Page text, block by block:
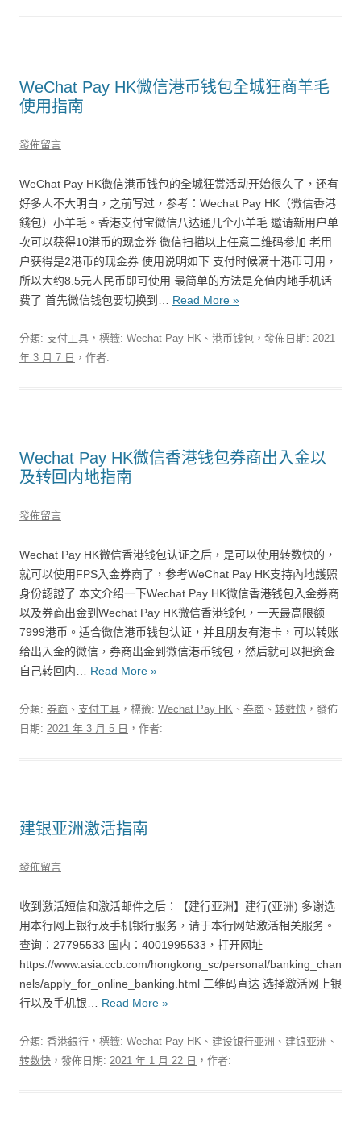
WeChat Pay HK微信港币钱包全城狂商羊毛
使用指南
發佈留言
WeChat Pay HK微信港币钱包的全城狂赏活动开始很久了，还有
好多人不大明白，之前写过，参考：Wechat Pay HK（微信香港
錢包）小羊毛。香港支付宝微信八达通几个小羊毛 邀请新用户单
次可以获得10港币的现金券 微信扫描以上任意二维码参加 老用
户获得是2港币的现金券 使用说明如下 支付时候满十港币可用，
所以大约8.5元人民币即可使用 最简单的方法是充值内地手机话
费了 首先微信钱包要切换到… Read More »
分類: 支付工具 ，標籤: Wechat Pay HK 、 港币钱包 ，發佈日期: 2021
年 3 月 7 日 ，作者:
Wechat Pay HK微信香港钱包券商出入金以
及转回内地指南
發佈留言
Wechat Pay HK微信香港钱包认证之后，是可以使用转数快的，
就可以使用FPS入金券商了，参考WeChat Pay HK支持內地護照
身份認證了 本文介绍一下Wechat Pay HK微信香港钱包入金券商
以及券商出金到Wechat Pay HK微信香港钱包，一天最高限额
7999港币。适合微信港币钱包认证，并且朋友有港卡，可以转账
给出入金的微信，券商出金到微信港币钱包，然后就可以把资金
自己转回内… Read More »
分類: 券商 、 支付工具 ，標籤: Wechat Pay HK 、 券商 、 转数快 ，發佈
日期: 2021 年 3 月 5 日 ，作者:
建银亚洲激活指南
發佈留言
收到激活短信和激活邮件之后：【建行亚洲】建行(亚洲) 多谢选
用本行网上银行及手机银行服务，请于本行网站激活相关服务。
查询：27795533 国内：4001995533，打开网址
https://www.asia.ccb.com/hongkong_sc/personal/banking_chan
nels/apply_for_online_banking.html 二维码直达 选择激活网上银
行以及手机银… Read More »
分類: 香港銀行 ，標籤: Wechat Pay HK 、 建设银行亚洲 、 建银亚洲 、
转数快 ，發佈日期: 2021 年 1 月 22 日 ，作者: